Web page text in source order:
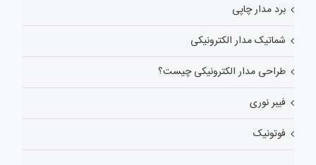
برد مدار چاپی
شماتیک مدار الکترونیکی
طراحی مدار الکترونیکی چیست؟
فیبر نوری
فوتونیک